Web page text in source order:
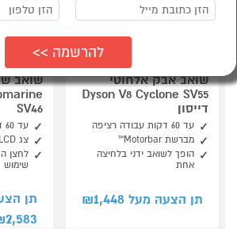
שואב אבק אלחוטי
Dyson V8 Cyclone SV55
דייסון
עד 60 דקות עבודה רציפה
מברשת Motorbar™
הופך לשואב ידני בלחיצה
אחת
תן הצעה מעל ₪ 1,448
SV46
עד 60 דקות עבודה רציפה
צג LCD המציג נתוני ניקיון
לחצן
שימוש
תן
2,583